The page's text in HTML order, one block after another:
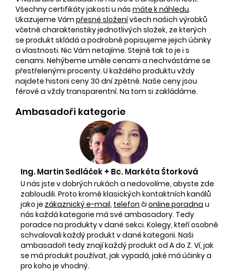
Všechny certifikáty jakosti u nás máte k náhledu.
Ukazujeme Vám přesné složenívšech našich výrobků
včetně charakteristiky jednotlivých složek, ze kterých
se produkt skládá a podrobně popisujeme jejich účinky
a vlastnosti. Nic Vám netajíme. Stejně tak to je i s
cenami. Nehýbeme uměle cenami a nechvástáme se
přestřelenými procenty. U každého produktu vždy
najdete historii ceny 30 dní zpětně. Naše ceny jsou
férové a vždy transparentní. Na tom si zakládáme.
Ambasadoři kategorie
Ing. Martin Sedláček + Bc. Markéta Štorková
U nás jste v dobrých rukách a nedovolíme, abyste zde
zabloudili. Proto kromě klasických kontaktních kanálů
jako je zákaznický e-mail, telefon či online poradna u
nás každá kategorie má své ambasadory. Tedy
poradce na produkty v dané sekci. Kolegy, kteří osobně
schvalovali každý produkt v dané kategorii. Naši
ambasadoři tedy znají každý produkt od A do Z. Ví, jak
se má produkt používat, jak vypadá, jaké má účinky a
pro koho je vhodný.